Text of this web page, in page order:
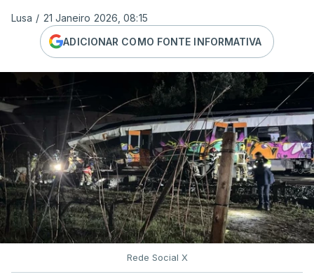
Lusa / 21 Janeiro 2026, 08:15
ADICIONAR COMO FONTE INFORMATIVA
Rede Social X